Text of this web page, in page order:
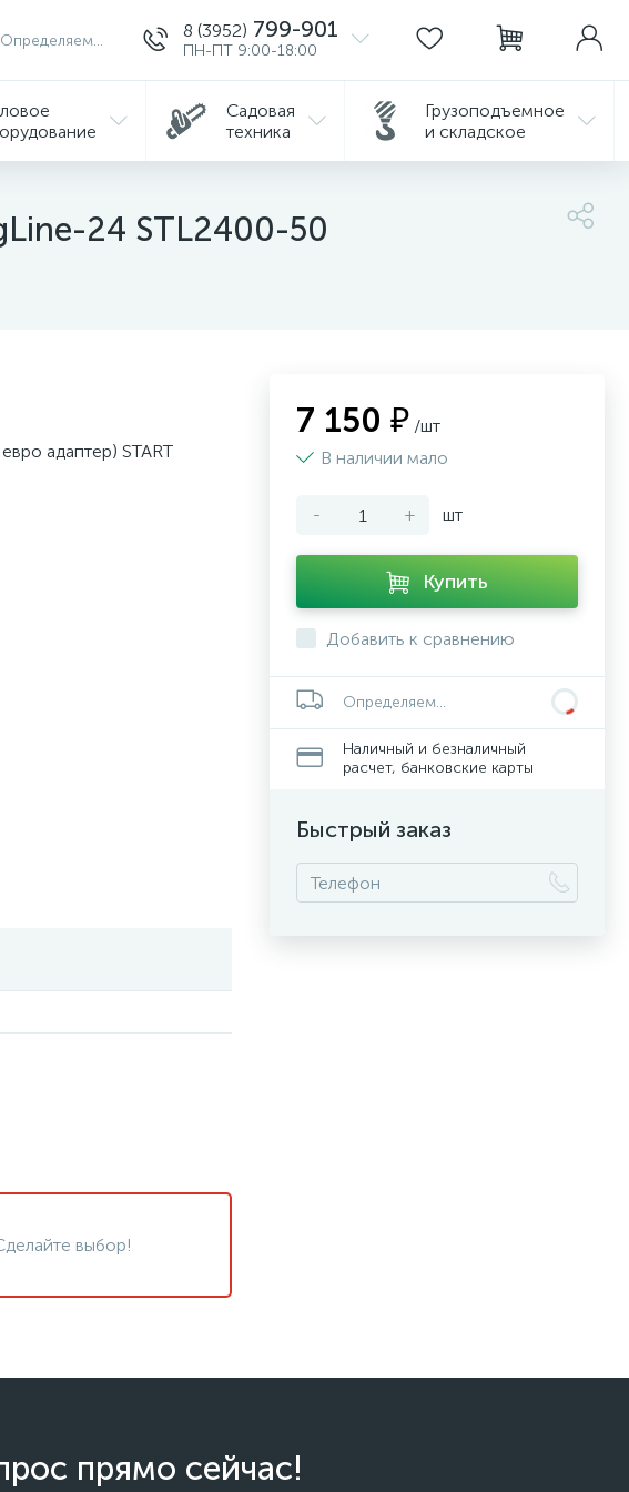
Определяем... 8 (3952) 799-901
ПН-ПТ 9:00-18:00
Садовая
техника
Грузоподъемное
и складское
24 STL2400-50
адаптер) START
7 150 ₽ /шт
В наличии мало
- + шт
Купить
Добавить к сравнению
Определяем...
Наличный и безналичный
расчет, банковские карты
Быстрый заказ
выбор!
прямо сейчас!